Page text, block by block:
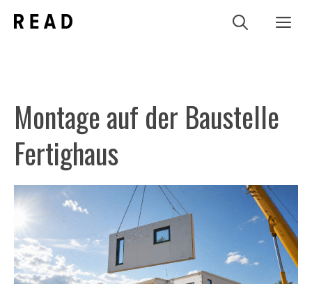
Inhalt
Montage auf der Baustelle
Fertighaus